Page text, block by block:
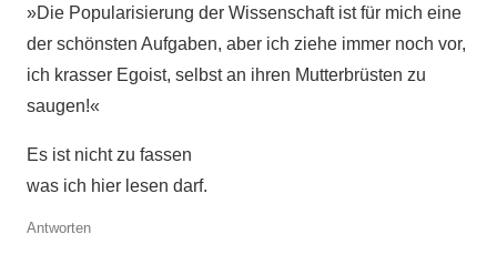
»Die Popularisierung der Wissenschaft ist für mich eine
der schönsten Aufgaben, aber ich ziehe immer noch vor,
ich krasser Egoist, selbst an ihren Mutterbrüsten zu
saugen!«
Es ist nicht zu fassen
was ich hier lesen darf.
Antworten